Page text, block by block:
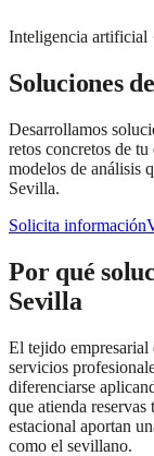
Inteligencia artificial
Soluciones
Desarrollamos
retos concretos de tu
modelos de análisis
Sevilla.
Solicita información
Por qué
Sevilla
El tejido empresarial
servicios
diferenciarse
que atienda reservas
estacional aportan
como el sevillano.